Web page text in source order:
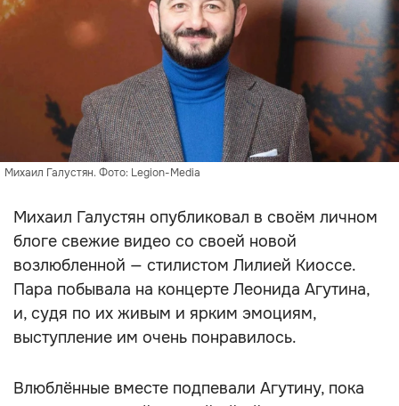
Михаил Галустян. Фото: Legion-Media
Михаил Галустян опубликовал в своём личном
блоге свежие видео со своей новой
возлюбленной — стилистом Лилией Киоссе.
Пара побывала на концерте Леонида Агутина,
и, судя по их живым и ярким эмоциям,
выступление им очень понравилось.
Влюблённые вместе подпевали Агутину, пока